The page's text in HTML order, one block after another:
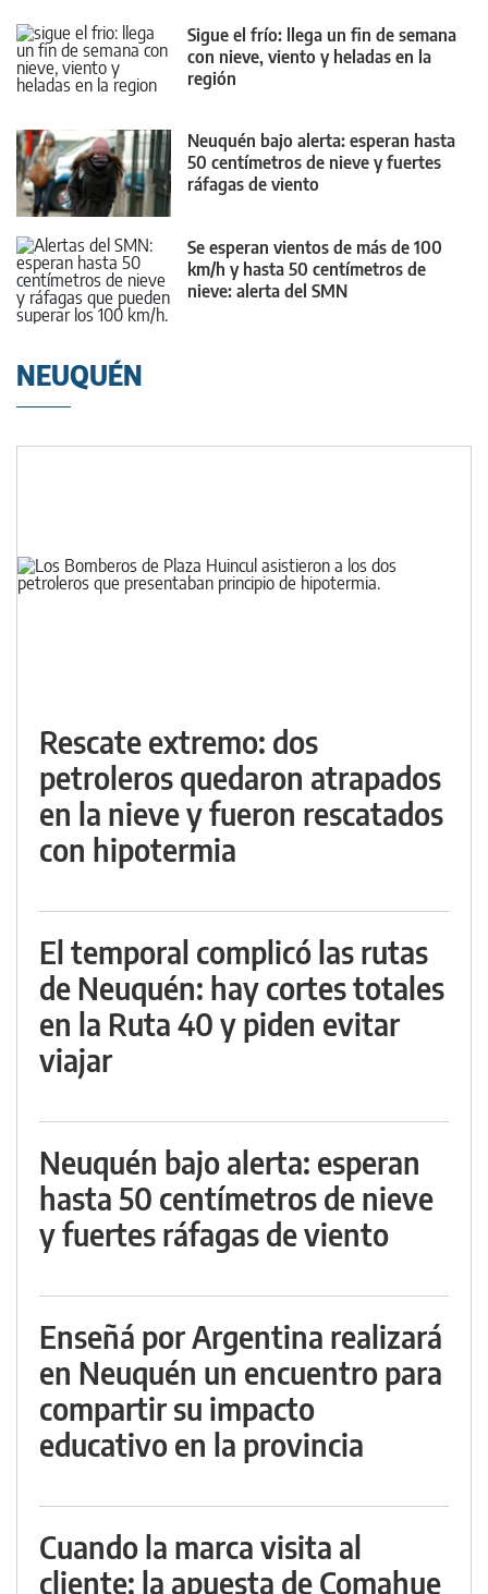
Sigue el frío: llega un fin de semana
con nieve, viento y heladas en la
región
Neuquén bajo alerta: esperan hasta
50 centímetros de nieve y fuertes
ráfagas de viento
Se esperan vientos de más de 100
km/h y hasta 50 centímetros de
nieve: alerta del SMN
NEUQUÉN
Rescate extremo: dos
petroleros quedaron atrapados
en la nieve y fueron rescatados
con hipotermia
El temporal complicó las rutas
de Neuquén: hay cortes totales
en la Ruta 40 y piden evitar
viajar
Neuquén bajo alerta: esperan
hasta 50 centímetros de nieve
y fuertes ráfagas de viento
Enseñá por Argentina realizará
en Neuquén un encuentro para
compartir su impacto
educativo en la provincia
Cuando la marca visita al
cliente: la apuesta de Comahue